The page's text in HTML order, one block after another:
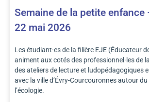
Semaine de la petite enfance
22 mai 2026
Les étudiant·es de la filière EJE (Éducateur
animent aux cotés des professionnel·les de
des ateliers de lecture et ludopédagogiques
avec la ville d’Évry-Courcouronnes autour
l’écologie.